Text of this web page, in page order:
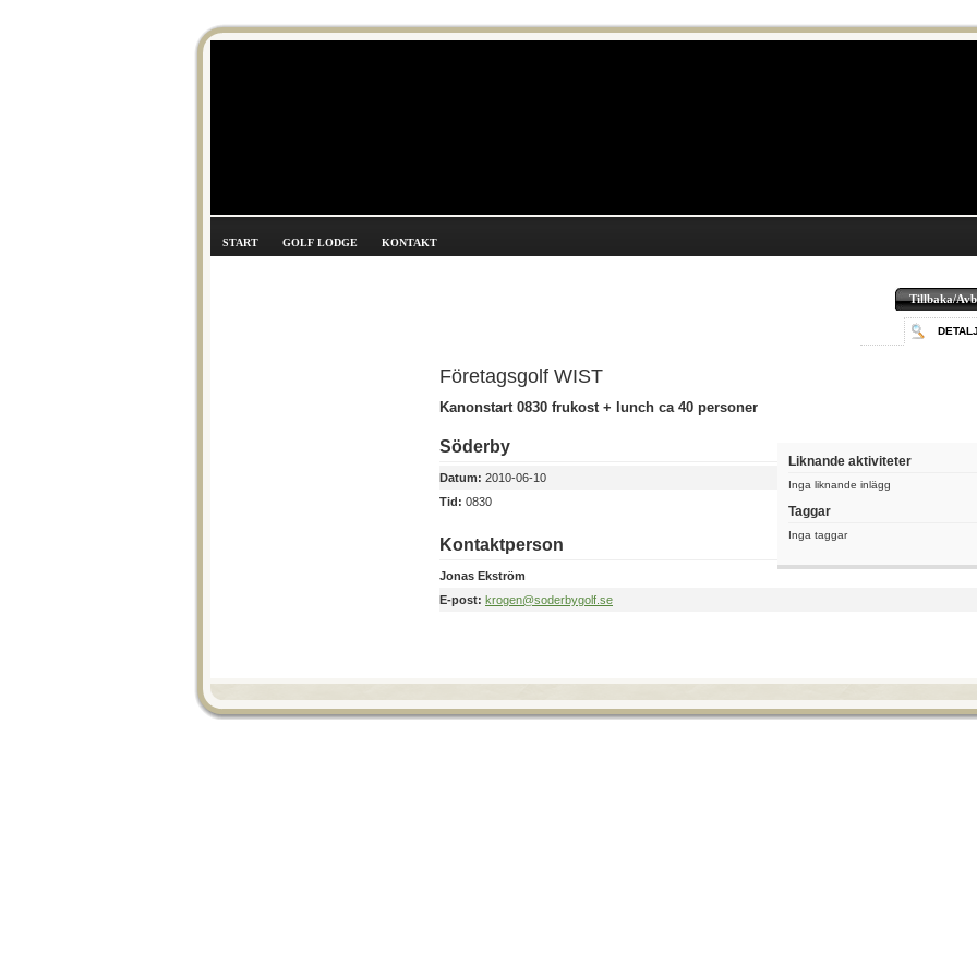
START GOLF LODGE KONTAKT
Tillbaka/
Företagsgolf WIST
Kanonstart 0830 frukost + lunch ca 40 personer
Liknande aktiviteter
Inga liknande inlägg
Taggar
Inga taggar
Söderby
Datum: 2010-06-10
Tid: 0830
Kontaktperson
Jonas Ekström
E-post: krogen@soderbygolf.se